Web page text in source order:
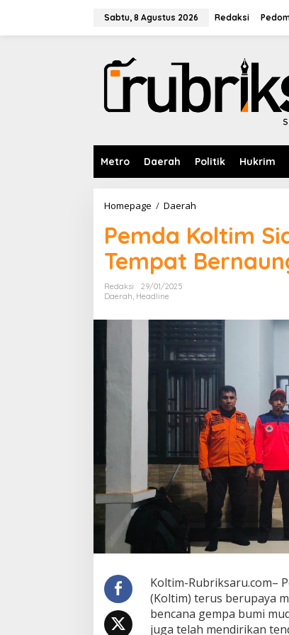
Sabtu, 8 Agustus 2026 Redaksi
Metro Daerah Politik Hukrim
Homepage / Daerah
m
d
a
K
i
m
i
a
n
T
e
n
d
a
I
r
s
i
d
a
Pemda Koltim
Tempat
Redaksi
29/01/2025
Daerah Headline
Koltim-Rubriksaru.com–
(Koltim) terus berupaya
bencana gempa bumi
juga telah mendirikan